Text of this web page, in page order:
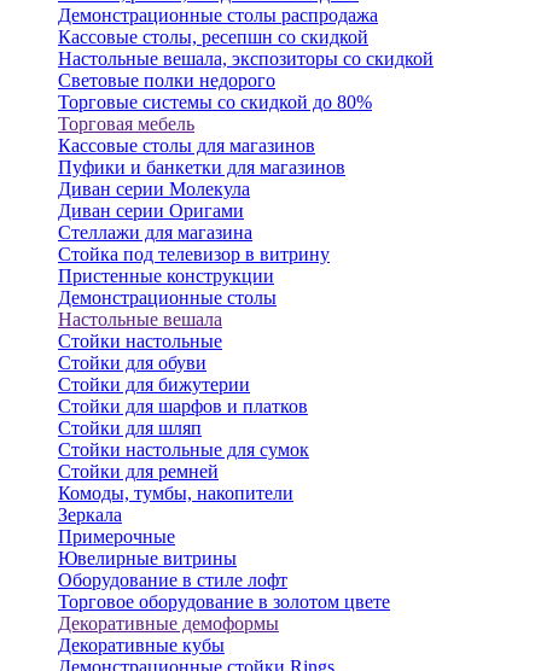
Демонстрационные столы распродажа
Кассовые столы, ресепшн со скидкой
Настольные вешала, экспозиторы со скидкой
Световые полки недорого
Торговые системы со скидкой до 80%
Торговая мебель
Кассовые столы для магазинов
Пуфики и банкетки для магазинов
Диван серии Молекула
Диван серии Оригами
Стеллажи для магазина
Стойка под телевизор в витрину
Пристенные конструкции
Демонстрационные столы
Настольные вешала
Стойки настольные
Стойки для обуви
Стойки для бижутерии
Стойки для шарфов и платков
Стойки для шляп
Стойки настольные для сумок
Стойки для ремней
Комоды, тумбы, накопители
Зеркала
Примерочные
Ювелирные витрины
Оборудование в стиле лофт
Торговое оборудование в золотом цвете
Декоративные демоформы
Декоративные кубы
Демонстрационные стойки Rings